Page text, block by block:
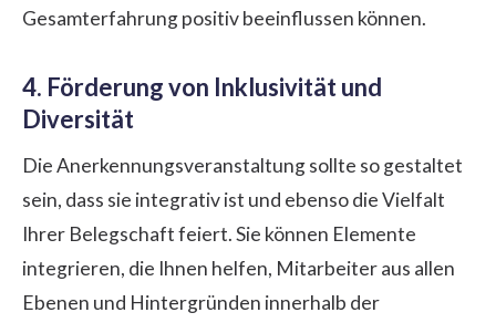
Gesamterfahrung positiv beeinflussen können.
4. Förderung von Inklusivität und
Diversität
Die Anerkennungsveranstaltung sollte so gestaltet
sein, dass sie integrativ ist und ebenso die Vielfalt
Ihrer Belegschaft feiert. Sie können Elemente
integrieren, die Ihnen helfen, Mitarbeiter aus allen
Ebenen und Hintergründen innerhalb der